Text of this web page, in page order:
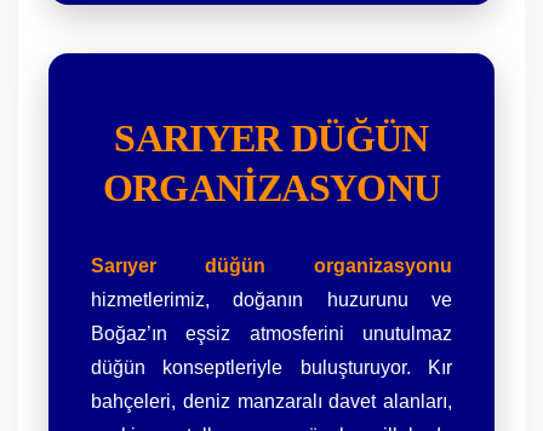
SARIYER DÜĞÜN
ORGANIZASYONU
Sarıyer düğün organizasyonu
hizmetlerimiz, doğanın huzurunu ve
Boğaz’ın eşsiz atmosferini unutulmaz
düğün konseptleriyle buluşturuyor. Kır
bahçeleri, deniz manzaralı davet alanları,